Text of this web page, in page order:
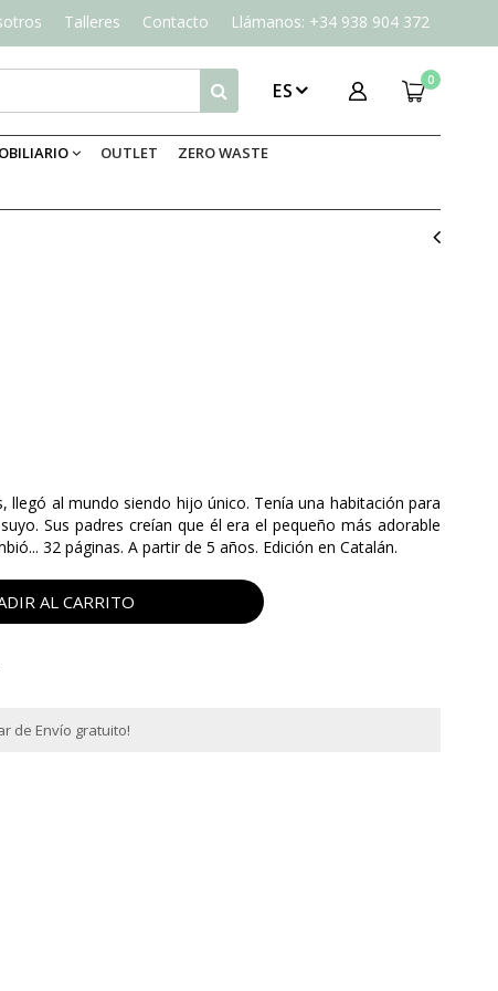
Talleres Contacto Llámanos: +34 938 904 372
0
ES
OUTLET ZERO WASTE
llegó al mundo siendo hijo único. Tenía una habitación para
Sus padres creían que él era el pequeño más adorable
32 páginas. A partir de 5 años. Edición en Catalán.
AL CARRITO
de Envío gratuito!